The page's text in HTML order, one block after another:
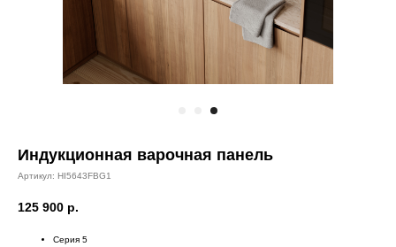
Индукционная варочная панель
Артикул: HI5643FBG1
125 900 р.
Серия 5